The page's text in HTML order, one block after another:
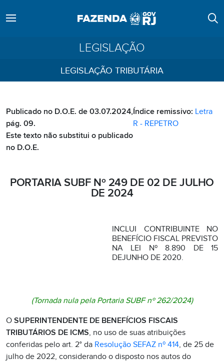
LEGISLAÇÃO
LEGISLAÇÃO TRIBUTÁRIA
Publicado no D.O.E. de 03.07.2024,
pág. 09.
Este texto não substitui o publicado
no D.O.E.
Índice remissivo: Letra
R - REPETRO
PORTARIA SUBF Nº 249 DE 02 DE JULHO
DE 2024
INCLUI CONTRIBUINTE NO
BENEFÍCIO FISCAL PREVISTO
NA LEI Nº 8.890 DE 15
DEJUNHO DE 2020.
(Tornada nula pela Portaria SUBF nº 262/2024)
O SUPERINTENDENTE DE BENEFÍCIOS FISCAIS
TRIBUTÁRIOS DE ICMS, no uso de suas atribuições
conferidas pelo art. 2° da Resolução SEFAZ nº 414, de 25 de
julho de 2022, considerando o disposto nos autos do